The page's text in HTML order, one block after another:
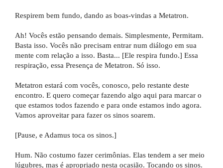
Respirem bem fundo, dando as boas-vindas a Metatron.
Ah! Vocês estão pensando demais. Simplesmente, Permitam.
Basta isso. Vocês não precisam entrar num diálogo em sua
mente com relação a isso. Basta... [Ele respira fundo.] Essa
respiração, essa Presença de Metatron. Só isso.
Metatron estará com vocês, conosco, pelo restante deste
encontro. E quero começar fazendo algo aqui para marcar o
que estamos todos fazendo e para onde estamos indo agora.
Vamos aproveitar para fazer os sinos soarem.
[Pause, e Adamus toca os sinos.]
Hum. Não costumo fazer cerimônias. Elas tendem a ser meio
lúgubres, mas é apropriado nesta ocasião. Tocando os sinos.